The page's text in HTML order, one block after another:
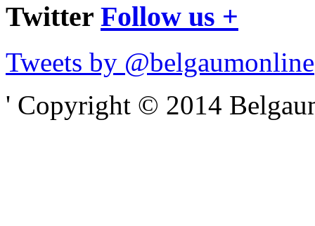
Twitter Follow us +
Tweets by @belgaumonline
' Copyright © 2014